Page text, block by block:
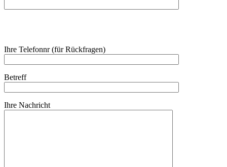
Ihre Telefonnr (für Rückfragen)
Betreff
Ihre Nachricht